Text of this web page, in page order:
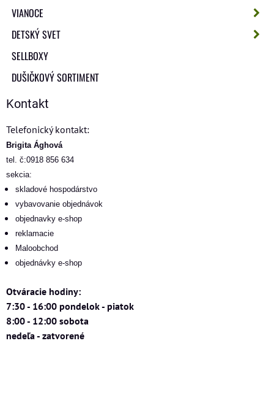
VIANOCE
DETSKÝ SVET
SELLBOXY
DUŠIČKOVÝ SORTIMENT
Kontakt
Telefonický kontakt:
Brigita Ághová
tel. č:0918 856 634
sekcia:
skladové hospodárstvo
vybavovanie objednávok
objednavky e-shop
reklamacie
Maloobchod
objednávky e-shop
Otváracie hodiny:
7:30 - 16:00 pondelok - piatok
8:00 - 12:00 sobota
nedeľa - zatvorené